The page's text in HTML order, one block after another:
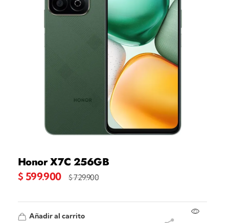
Honor X7C 256GB
$ 599.900 $729.900
Añadir al carrito